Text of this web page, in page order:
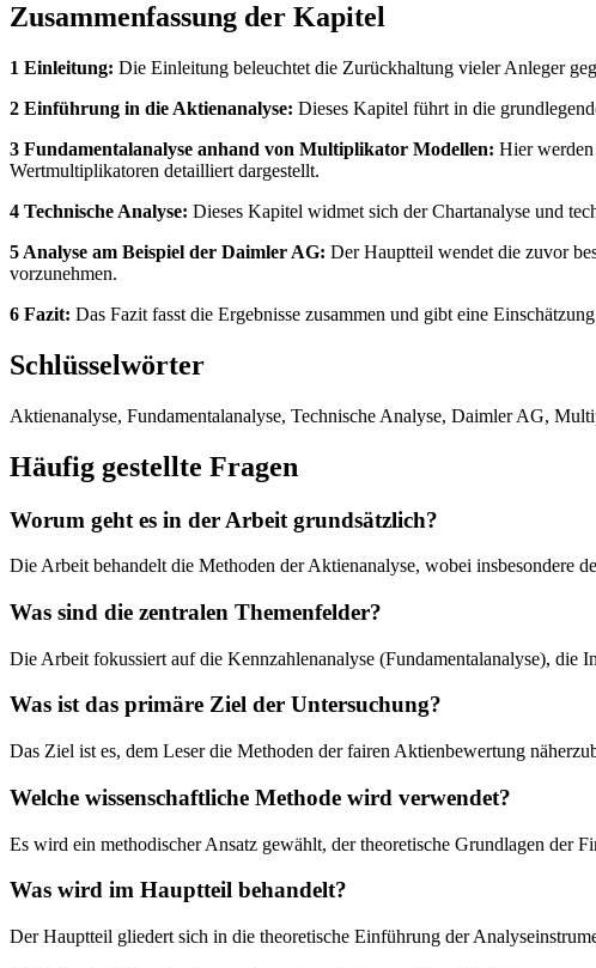
Zusammenfassung der Kapitel
1 Einleitung: Die Einleitung beleuchtet die Zurückhaltung vieler Anleger
2 Einführung in die Aktienanalyse: Dieses Kapitel führt in die
3 Fundamentalanalyse anhand von Multiplikator Modellen: Hier werden
Wertmultiplikatoren detailliert dargestellt.
4 Technische Analyse: Dieses Kapitel widmet sich der Chartanalyse und
5 Analyse am Beispiel der Daimler AG: Der Hauptteil wendet die zuvor
vorzunehmen.
6 Fazit: Das Fazit fasst die Ergebnisse zusammen und gibt eine
Schlüsselwörter
Aktienanalyse, Fundamentalanalyse, Technische Analyse, Daimler AG,
Häufig gestellte Fragen
Worum geht es in der Arbeit grundsätzlich?
Die Arbeit behandelt die Methoden der Aktienanalyse, wobei insbesondere
Was sind die zentralen Themenfelder?
Die Arbeit fokussiert auf die Kennzahlenanalyse (Fundamentalanalyse),
Was ist das primäre Ziel der Untersuchung?
Das Ziel ist es, dem Leser die Methoden der fairen Aktienbewertung
Welche wissenschaftliche Methode wird verwendet?
Es wird ein methodischer Ansatz gewählt, der theoretische Grundlagen der
Was wird im Hauptteil behandelt?
Der Hauptteil gliedert sich in die theoretische Einführung der